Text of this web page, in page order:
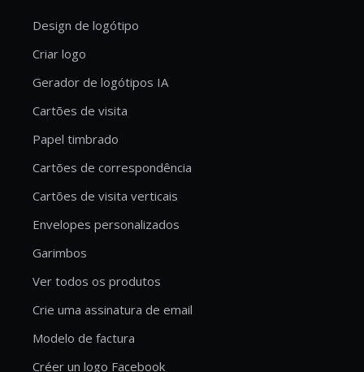
Design de logótipo
Criar logo
Gerador de logótipos IA
Cartões de visita
Papel timbrado
Cartões de correspondência
Cartões de visita verticais
Envelopes personalizados
Garimbos
Ver todos os produtos
Crie uma assinatura de email
Modelo de factura
Créer un logo Facebook